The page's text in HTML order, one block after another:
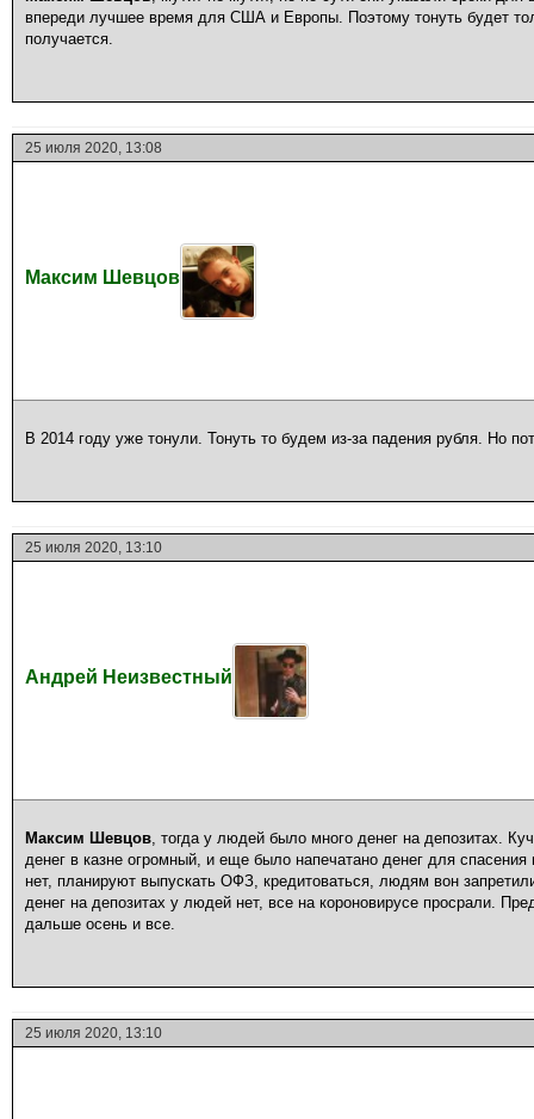
впереди лучшее время для США и Европы. Поэтому тонуть будет
получается.
25 июля 2020, 13:08
Максим Шевцов
В 2014 году уже тонули. Тонуть то будем из-за падения рубля. Но
25 июля 2020, 13:10
Андрей Неизвестный
Максим Шевцов, тогда у людей было много денег на депозитах.
денег в казне огромный, и еще было напечатано денег для спасения
нет, планируют выпускать ОФЗ, кредитоваться, людям вон
денег на депозитах у людей нет, все на короновирусе просрали.
дальше осень и все.
25 июля 2020, 13:10